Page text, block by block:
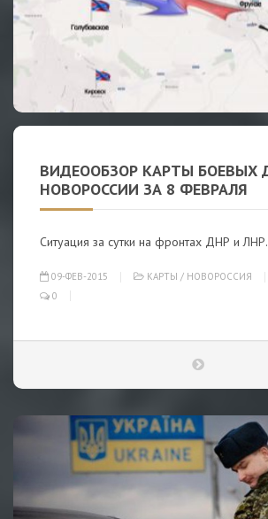
ВИДЕООБЗОР КАРТЫ БОЕВЫХ
НОВОРОССИИ ЗА 8 ФЕВРАЛЯ
Ситуация за сутки на фронтах ДНР и ЛНР.
09-ФЕВ-2015 КАРТЫ / НОВОРОССИЯ
0